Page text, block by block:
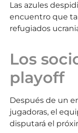
Las azules
encuentro que
refugiados
Los
playoff
Después de un
jugadoras, el
disputará el